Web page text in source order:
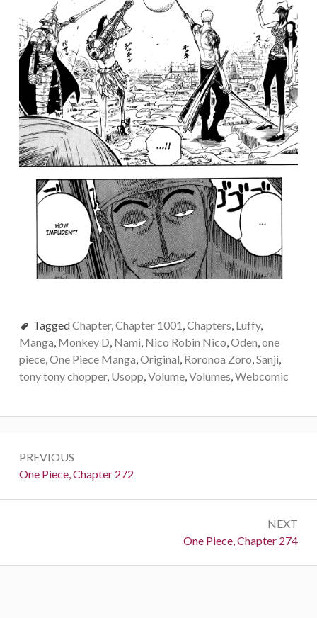
TaggedChapter, Chapter 1001 Chapters Luffy,
Manga Monkey D Nami Nico Robin Nico Oden one
piece, One Piece Manga Original Roronoa Zoro Sanji
tony tony chopper, Usopp Volume, Volumes Webcomic
navigation
PREVIOUS
Previous:
One Piece, Chapter 272
NEXT
Next:
One Piece, Chapter 274